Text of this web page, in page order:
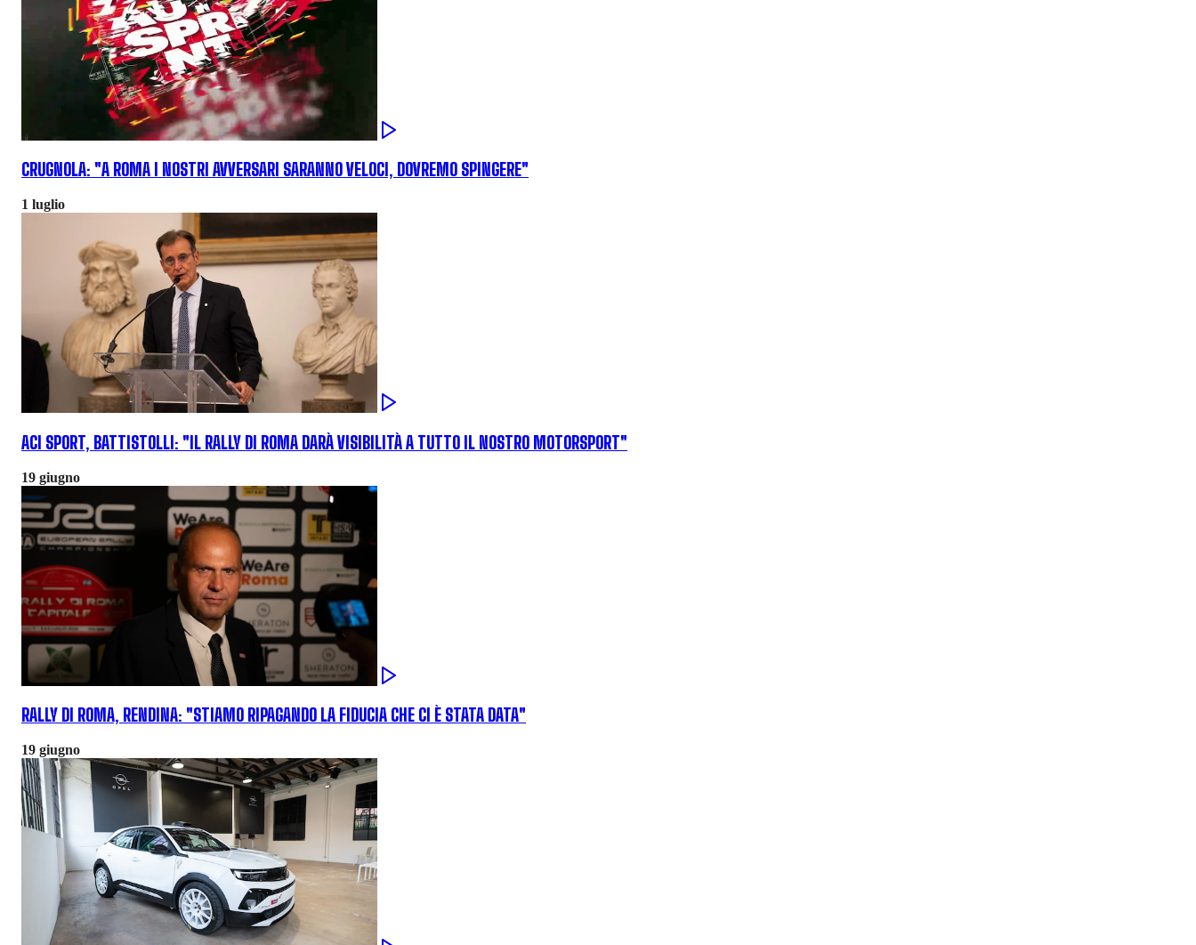
CRUGNOLA: "A ROMA I NOSTRI AVVERSARI SARANNO VELOCI, DOVREMO SPINGERE"
1 luglio
ACI SPORT, BATTISTOLLI: "IL RALLY DI ROMA DARÀ VISIBILITÀ A TUTTO IL NOSTRO MOTORSPORT"
19 giugno
RALLY DI ROMA, RENDINA: "STIAMO RIPAGANDO LA FIDUCIA CHE CI È STATA DATA"
19 giugno